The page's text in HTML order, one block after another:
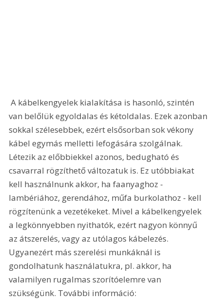
A kábelkengyelek kialakítása is hasonló, szintén
van belőlük egyoldalas és kétoldalas. Ezek azonban
sokkal szélesebbek, ezért elsősorban sok vékony
kábel egymás melletti lefogására szolgálnak.
Létezik az előbbiekkel azonos, bedugható és
csavarral rögzíthető változatuk is. Ez utóbbiakat
kell használnunk akkor, ha faanyaghoz -
lambériához, gerendához, műfa burkolathoz - kell
rögzítenünk a vezetékeket. Mivel a kábelkengyelek
a legkönnyebben nyithatók, ezért nagyon könnyű
az átszerelés, vagy az utólagos kábelezés.
Ugyanezért más szerelési munkáknál is
gondolhatunk használatukra, pl. akkor, ha
valamilyen rugalmas szorítóelemre van
szükségünk. További információ: